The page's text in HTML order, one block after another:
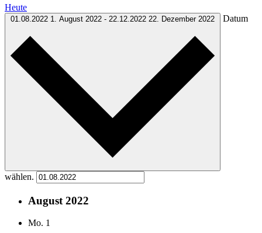
Heute
01.08.2022 1. August 2022 - 22.12.2022 22. Dezember 2022 Datum
wählen.
August 2022
Mo. 1